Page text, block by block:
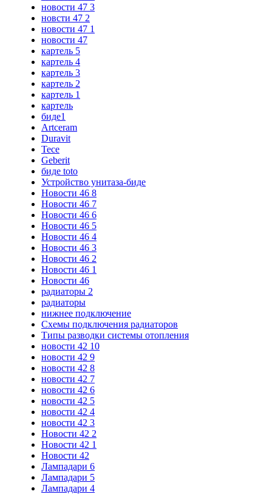
новости 47 3
новсти 47 2
новости 47 1
новости 47
картель 5
картель 4
картель 3
картель 2
картель 1
картель
биде1
Artceram
Duravit
Tece
Geberit
биде toto
Устройство унитаза-биде
Новости 46 8
Новости 46 7
Новости 46 6
Новости 46 5
Новости 46 4
Новости 46 3
Новости 46 2
Новости 46 1
Новости 46
радиаторы 2
радиаторы
нижнее подключение
Схемы подключения радиаторов
Типы разводки системы отопления
новости 42 10
новости 42 9
новости 42 8
новости 42 7
новости 42 6
новости 42 5
новости 42 4
новости 42 3
Новости 42 2
Новости 42 1
Новости 42
Лампадари 6
Лампадари 5
Лампадари 4